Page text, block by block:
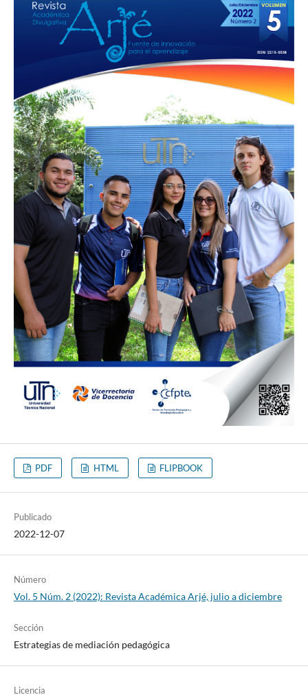
PDF HTML FLIPBOOK
Publicado
2022-12-07
Número
Vol. 5 Núm. 2 (2022): Revista Académica Arjé, julio a diciembre
Sección
Estrategias de mediación pedagógica
Licencia